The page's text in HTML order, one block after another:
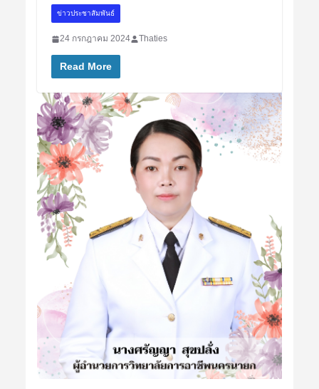
ข่าวประชาสัมพันธ์
24 กรกฎาคม 2024 Thaties
Read More